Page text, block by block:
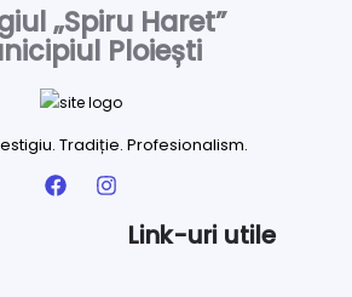
„Spiru Haret”
Ploiești
Tradiție. Profesionalism.
Link-uri utile